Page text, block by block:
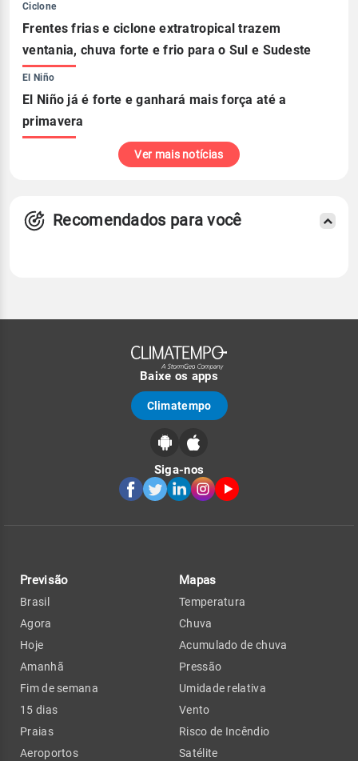
Ciclone
Frentes frias e ciclone extratropical trazem
ventania, chuva forte e frio para o Sul e Sudeste
El Niño
El Niño já é forte e ganhará mais força até a
primavera
Ver mais notícias
Recomendados para você
Baixe os apps
Climatempo
Siga-nos
Previsão
Brasil
Agora
Hoje
Amanhã
Fim de semana
15 dias
Praias
Aeroportos
Mapas
Temperatura
Chuva
Acumulado de chuva
Pressão
Umidade relativa
Vento
Risco de Incêndio
Satélite